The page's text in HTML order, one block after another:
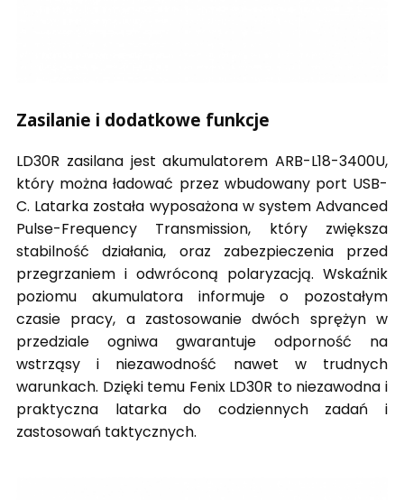
Zasilanie i dodatkowe funkcje
LD30R zasilana jest akumulatorem ARB-L18-3400U,
który można ładować przez wbudowany port USB-
C. Latarka została wyposażona w system Advanced
Pulse-Frequency Transmission, który zwiększa
stabilność działania, oraz zabezpieczenia przed
przegrzaniem i odwróconą polaryzacją. Wskaźnik
poziomu akumulatora informuje o pozostałym
czasie pracy, a zastosowanie dwóch sprężyn w
przedziale ogniwa gwarantuje odporność na
wstrząsy i niezawodność nawet w trudnych
warunkach. Dzięki temu Fenix LD30R to niezawodna i
praktyczna latarka do codziennych zadań i
zastosowań taktycznych.